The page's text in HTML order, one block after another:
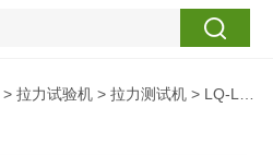
>拉力试验机 >拉力测试机 > LQ-LL弹簧拉力试验机设备